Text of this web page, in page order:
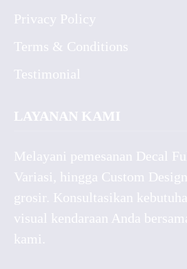
Privacy Policy
Terms & Conditions
Testimonial
LAYANAN KAMI
Melayani pemesanan Decal
Variasi, hingga Custom
grosir. Konsultasikan
visual kendaraan Anda
kami.